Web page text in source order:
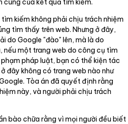
cùng của kết quả tìm kiếm.
kiếm không phải chịu trách nhiệm
tìm thấy trên web. Nhưng ở đây,
do Google "đào" lên, mà là do
nếu một trang web do công cụ tìm
pháp luật, bạn có thể kiện tác
đây không có trang web nào như
Tòa án đã quyết định rằng
này, và người phải chịu trách
bào chữa rằng vì mọi người đều biết